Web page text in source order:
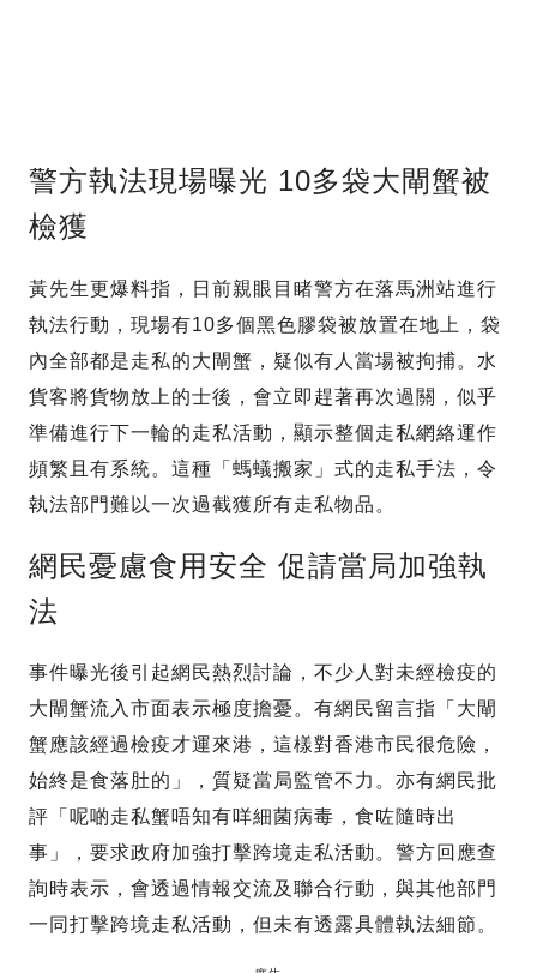
警方執法現場曝光 10多袋大閘蟹被
檢獲
黃先生更爆料指，日前親眼目睹警方在落馬洲站進行
執法行動，現場有10多個黑色膠袋被放置在地上，袋
內全部都是走私的大閘蟹，疑似有人當場被拘捕。水
貨客將貨物放上的士後，會立即趕著再次過關，似乎
準備進行下一輪的走私活動，顯示整個走私網絡運作
頻繁且有系統。這種「螞蟻搬家」式的走私手法，令
執法部門難以一次過截獲所有走私物品。
網民憂慮食用安全 促請當局加強執
法
事件曝光後引起網民熱烈討論，不少人對未經檢疫的
大閘蟹流入市面表示極度擔憂。有網民留言指「大閘
蟹應該經過檢疫才運來港，這樣對香港市民很危險，
始終是食落肚的」，質疑當局監管不力。亦有網民批
評「呢啲走私蟹唔知有咩細菌病毒，食咗隨時出
事」，要求政府加強打擊跨境走私活動。警方回應查
詢時表示，會透過情報交流及聯合行動，與其他部門
一同打擊跨境走私活動，但未有透露具體執法細節。